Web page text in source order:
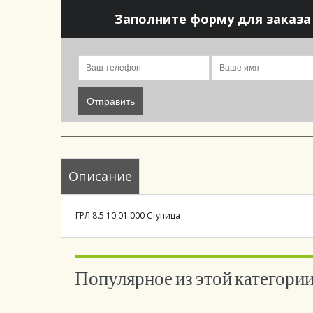
Заполните форму для заказа
Отправить
Описание
ГРЛ 8.5 10.01.000 Ступица
Популярное из этой